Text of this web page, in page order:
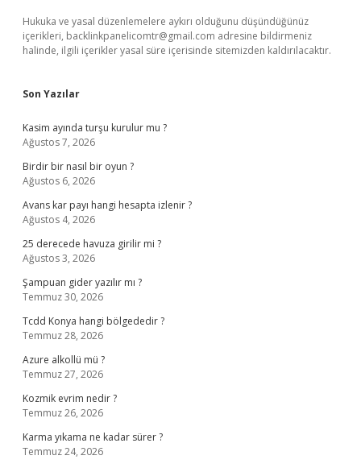
Hukuka ve yasal düzenlemelere aykırı olduğunu düşündüğünüz
içerikleri, backlinkpanelicomtr@gmail.com adresine bildirmeniz
halinde, ilgili içerikler yasal süre içerisinde sitemizden kaldırılacaktır.
Son Yazılar
Kasim ayında turşu kurulur mu ?
Ağustos 7, 2026
Birdir bir nasıl bir oyun ?
Ağustos 6, 2026
Avans kar payı hangi hesapta izlenir ?
Ağustos 4, 2026
25 derecede havuza girilir mi ?
Ağustos 3, 2026
Şampuan gider yazılır mı ?
Temmuz 30, 2026
Tcdd Konya hangi bölgededir ?
Temmuz 28, 2026
Azure alkollü mü ?
Temmuz 27, 2026
Kozmik evrim nedir ?
Temmuz 26, 2026
Karma yıkama ne kadar sürer ?
Temmuz 24, 2026